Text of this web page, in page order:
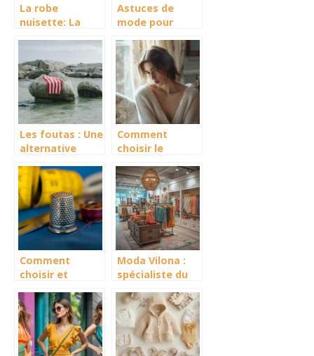
La robe
nuisette: La
tendance mode
Astuces de
mode pour
Les foutas : Une
alternative
pratique aux
serviettes de
plage
traditionnelles
Comment
choisir le
cachemire col v
pour femme
Comment
choisir et
patrons pdf de
couture pour
des créations
tendance
Moda Vilona :
spécialiste du
féminin à petits
prix